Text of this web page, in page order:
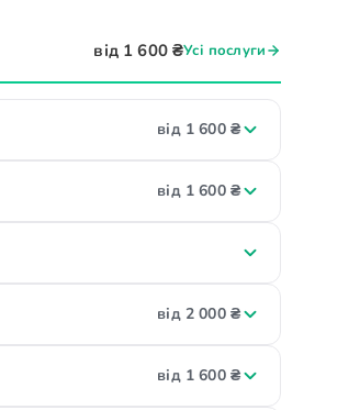
від 1 600 ₴Усі послуги
від 1 600 ₴
від 1 600 ₴
від 2 000 ₴
від 1 600 ₴